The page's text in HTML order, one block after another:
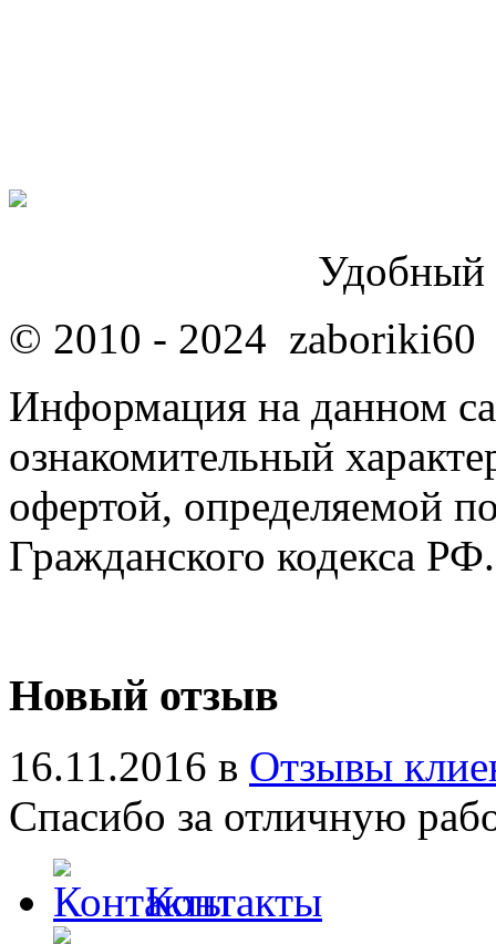
Удобный
© 2010 - 2024 zaboriki60
Информация на данном
ознакомительный
офертой, определяемой
Гражданского кодекса РФ.
Новый отзыв
16.11.2016 в Отзывы
Спасибо за отличную
Контакты